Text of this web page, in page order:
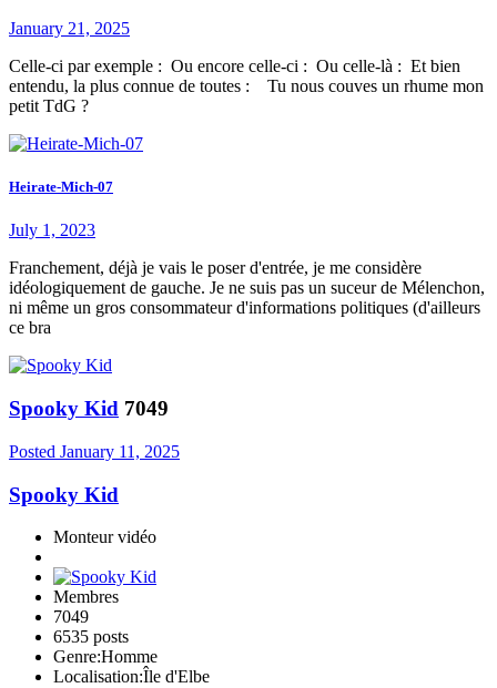
January 21, 2025
Celle-ci par exemple : Ou encore celle-ci : Ou celle-là : Et bien
entendu, la plus connue de toutes : Tu nous couves un rhume mon
petit TdG ?
Heirate-Mich-07
July 1, 2023
Franchement, déjà je vais le poser d'entrée, je me considère
idéologiquement de gauche. Je ne suis pas un suceur de Mélenchon,
ni même un gros consommateur d'informations politiques (d'ailleurs
ce bra
Spooky Kid 7049
Posted January 11, 2025
Spooky Kid
Monteur vidéo
Membres
7049
6535 posts
Genre:Homme
Localisation:Île d'Elbe